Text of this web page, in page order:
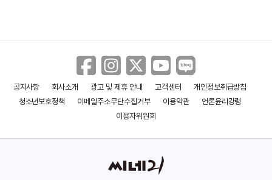
귀멸의 칼날: 상현집결, 그리고 극장판 파워 디지몬 더 비기닝
공지사항 회사소개 광고 및 제휴 안내 고객센터
개인정보취급방침
청소년보호정책
이메일주소무단수집거부 이용약관
언론윤리강령
이용자위원회